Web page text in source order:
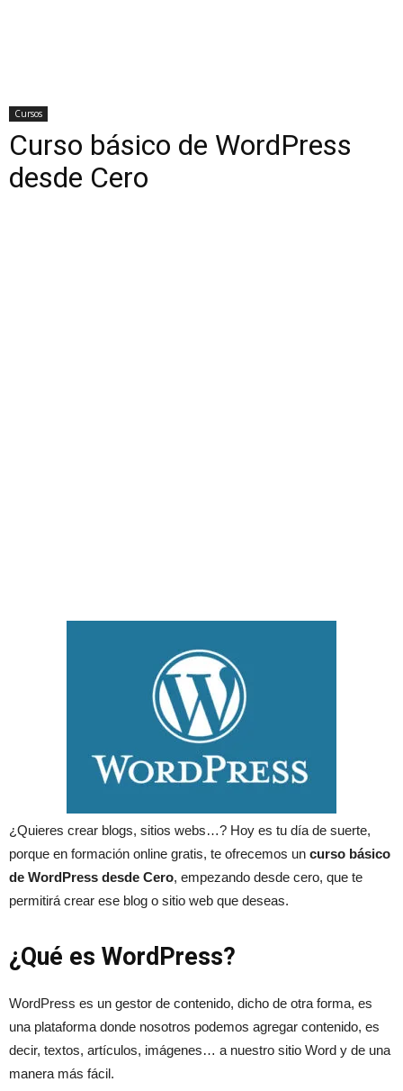
Cursos
Curso básico de WordPress
desde Cero
¿Quieres crear blogs, sitios webs…? Hoy es tu día de suerte,
porque en formación online gratis, te ofrecemos un curso básico
de WordPress desde Cero, empezando desde cero, que te
permitirá crear ese blog o sitio web que deseas.
¿Qué es WordPress?
WordPress es un gestor de contenido, dicho de otra forma, es
una plataforma donde nosotros podemos agregar contenido, es
decir, textos, artículos, imágenes… a nuestro sitio Word y de una
manera más fácil.